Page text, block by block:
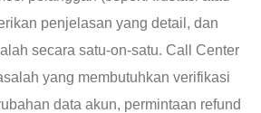
penjelasan yang detail, dan
secara satu-on-satu. Call Center
yang membutuhkan verifikasi
data akun, permintaan refund